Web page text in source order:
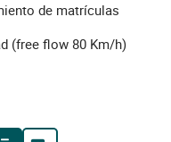
de matrículas
(free flow 80 Km/h)